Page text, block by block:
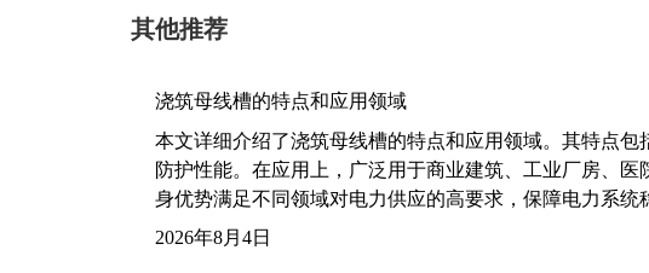
其他推荐
浇筑母线槽的特点和应用领域
本文详细介绍了浇筑母线槽的特点和应用领域。其特点包
防护性能。在应用上，广泛用于商业建筑、工业厂房、医
身优势满足不同领域对电力供应的高要求，保障电力系统
2026年8月4日